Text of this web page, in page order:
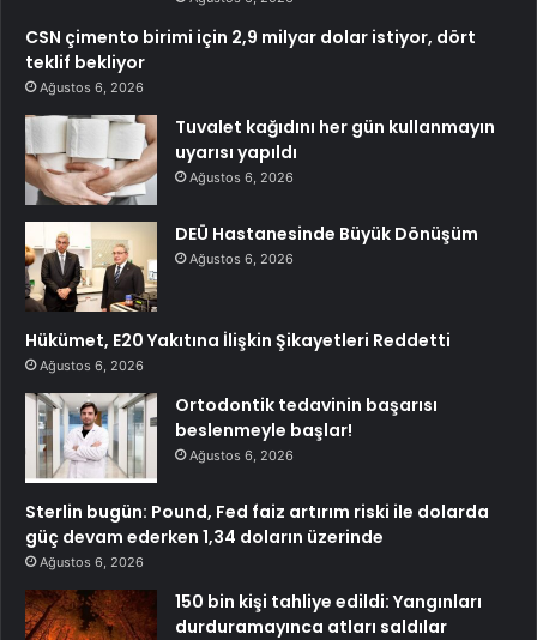
CSN çimento birimi için 2,9 milyar dolar istiyor, dört
teklif bekliyor
Ağustos 6, 2026
Tuvalet kağıdını her gün kullanmayın
uyarısı yapıldı
Ağustos 6, 2026
DEÜ Hastanesinde Büyük Dönüşüm
Ağustos 6, 2026
Hükümet, E20 Yakıtına İlişkin Şikayetleri Reddetti
Ağustos 6, 2026
Ortodontik tedavinin başarısı
beslenmeyle başlar!
Ağustos 6, 2026
Sterlin bugün: Pound, Fed faiz artırım riski ile dolarda
güç devam ederken 1,34 doların üzerinde
Ağustos 6, 2026
150 bin kişi tahliye edildi: Yangınları
durduramayınca atları saldılar